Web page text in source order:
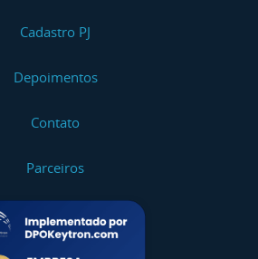
Cadastro PJ
Depoimentos
Contato
Parceiros